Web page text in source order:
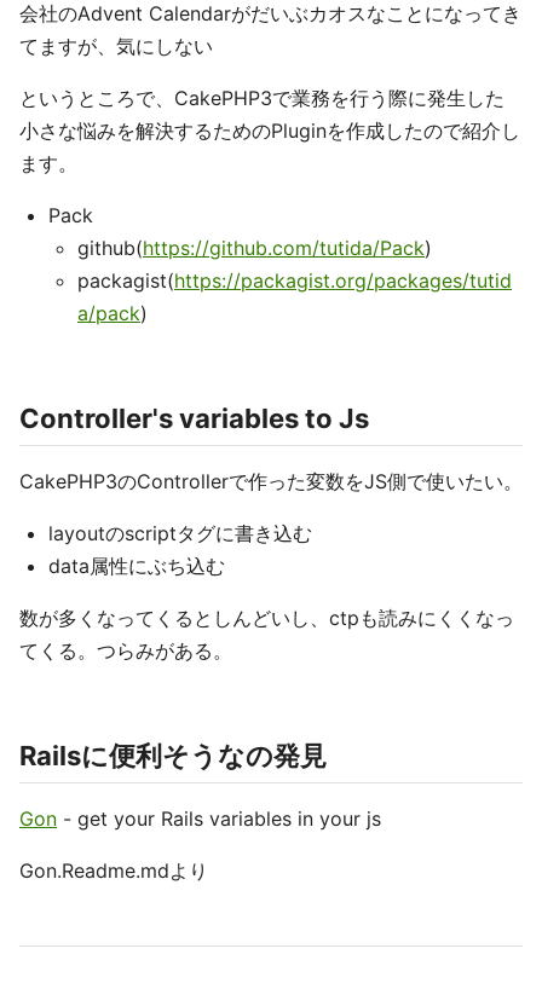
会社のAdvent Calendarがだいぶカオスなことになってき
てますが、気にしない
というところで、CakePHP3で業務を行う際に発生した
小さな悩みを解決するためのPluginを作成したので紹介し
ます。
Pack
github(https://github.com/tutida/Pack)
packagist(https://packagist.org/packages/tutid
a/pack)
Controller's variables to Js
CakePHP3のControllerで作った変数をJS側で使いたい。
layoutのscriptタグに書き込む
data属性にぶち込む
数が多くなってくるとしんどいし、ctpも読みにくくなっ
てくる。つらみがある。
Railsに便利そうなの発見
Gon - get your Rails variables in your js
Gon.Readme.mdより